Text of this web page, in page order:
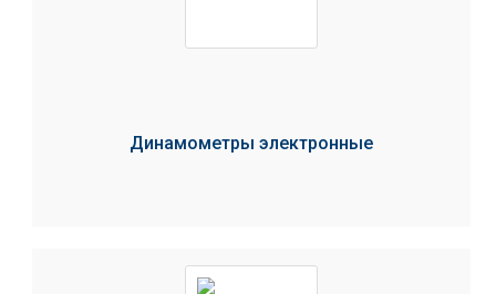
Динамометры электронные